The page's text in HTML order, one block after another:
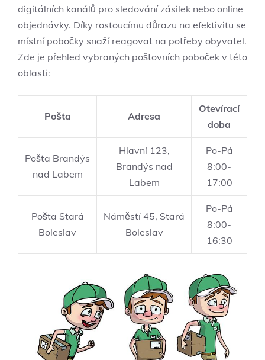
digitálních kanálů pro sledování zásilek nebo online
objednávky. Díky rostoucímu důrazu na efektivitu se
místní pobočky snaží reagovat na potřeby obyvatel.
Zde je přehled vybraných poštovních poboček v této
oblasti:
Pošta Adresa
Otevírací
doba
Pošta Brandýs
nad Labem
Hlavní 123,
Brandýs nad
Labem
Po-Pá
8:00-
17:00
Pošta Stará
Boleslav
Náměstí 45, Stará
Boleslav
Po-Pá
8:00-
16:30